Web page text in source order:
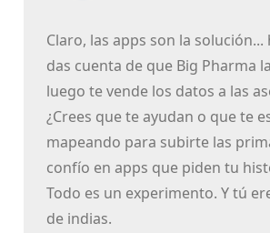
Claro, las apps son la
das cuenta de que Big Pharma
luego te vende los datos a las
¿Crees que te ayudan o que te
mapeando para subirte las
confío en apps que piden tu
Todo es un experimento. Y tú
de indias.